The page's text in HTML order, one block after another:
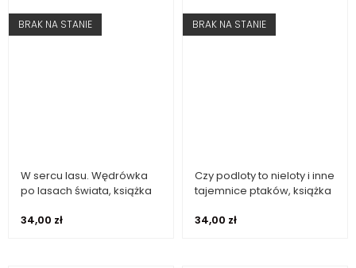
BRAK NA STANIE
Dowiedz się więcej
W sercu lasu. Wędrówka
po lasach świata, książka
34,00 zł
BRAK NA STANIE
Dowiedz się więcej
Czy podloty to nieloty i inne
tajemnice ptaków, książka
34,00 zł